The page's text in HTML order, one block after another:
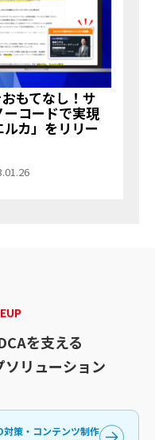
もてなし！サ
コードで実現
カ」をリリー
を支える
ソリューション
対策・コンテンツ制作